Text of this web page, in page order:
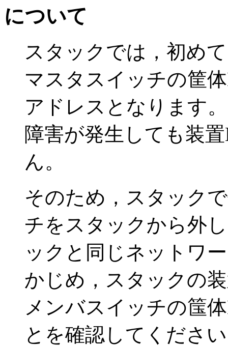
について
スタックでは，初め
マスタスイッチの筐
アドレスとなります
障害が発生しても装
ん。
そのため，スタック
チをスタックから外
ックと同じネットワ
かじめ，スタックの
メンバスイッチの筺
とを確認してくださ